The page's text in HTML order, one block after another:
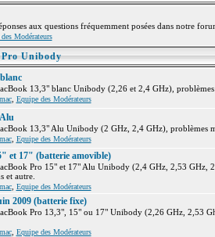
aux questions fréquemment posées dans notre
Modérateurs
Unibody
13,3" blanc Unibody (2,26 et 2,4 GHz),
, Equipe des Modérateurs
13,3" Alu Unibody (2 GHz, 2,4 GHz), problèmes
, Equipe des Modérateurs
et 17" (batterie amovible)
Pro 15" et 17" Alu Unibody (2,4 GHz, 2,53 GHz,
et autre.
, Equipe des Modérateurs
2009 (batterie fixe)
Pro 13,3", 15" ou 17" Unibody (2,26 GHz, 2,53
, Equipe des Modérateurs